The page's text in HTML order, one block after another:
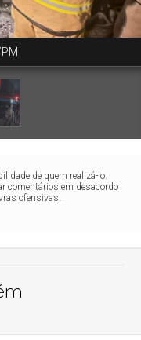
de quem realizá-lo.
comentários em desacordo
ofensivas.